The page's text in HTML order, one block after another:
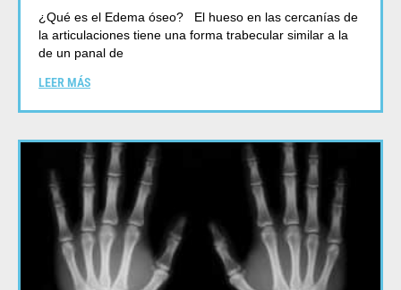
¿Qué es el Edema óseo? El hueso en las cercanías de
la articulaciones tiene una forma trabecular similar a la
de un panal de
LEER MÁS